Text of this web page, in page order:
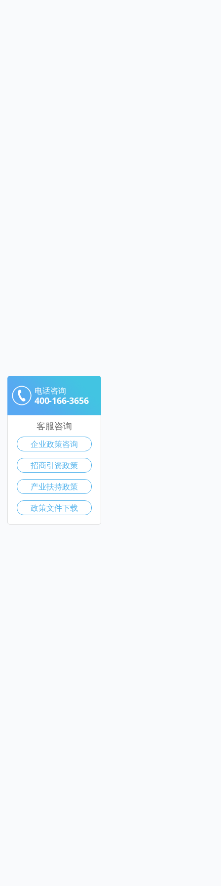
电话咨询
400-166-3656
客服咨询
企业政策咨询
招商引资政策
产业扶持政策
政策文件下载